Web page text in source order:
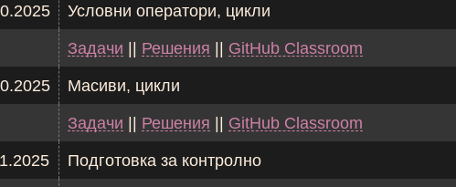
Условни оператори, цикли
Задачи || Решения || GitHub Classroom
Масиви, цикли
Задачи || Решения || GitHub Classroom
Подготовка за контролно